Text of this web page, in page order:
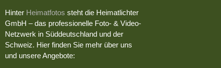
Hinter Heimatfotos steht die Heimatlichter
GmbH – das professionelle Foto- & Video-
Netzwerk in Süddeutschland und der
Schweiz. Hier finden Sie mehr über uns
und unsere Angebote: